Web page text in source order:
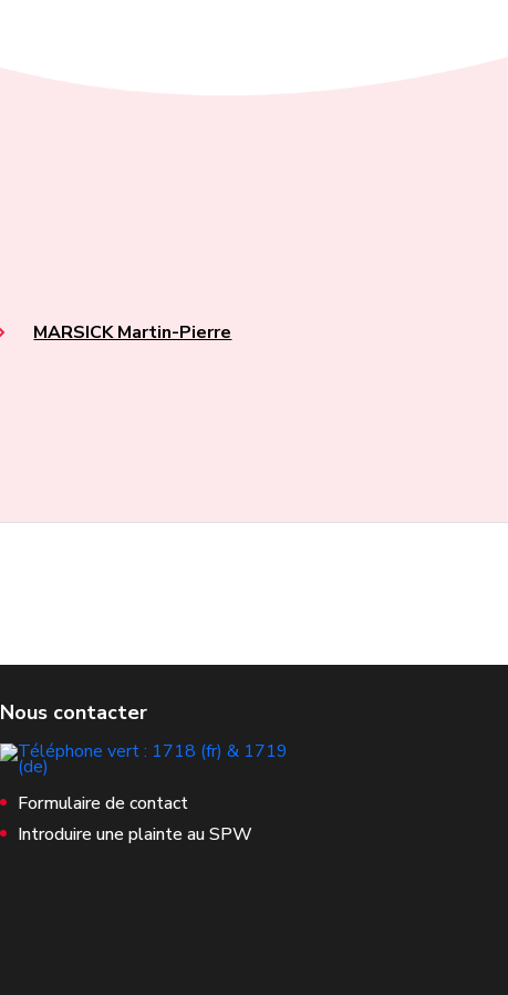
MARSICK Martin-Pierre
Formulaire de contact
Introduire une plainte au SPW